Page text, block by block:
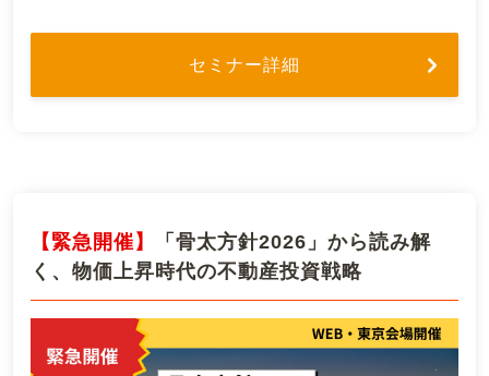
セミナー詳細
【緊急開催】
「骨太方針2026」から読み解
く、物価上昇時代の不動産投資戦略